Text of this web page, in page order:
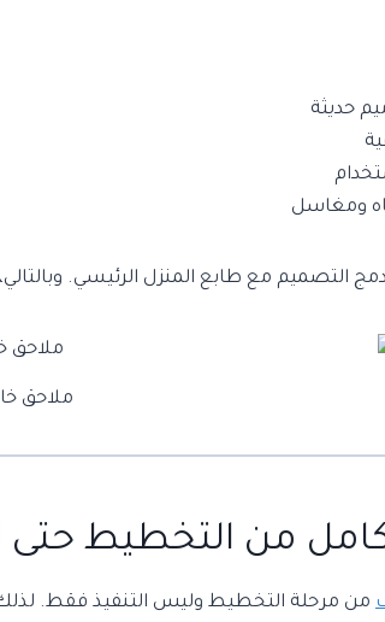
حديثة
ومغاسل
التصميم مع طابع المنزل الرئيسي.
ملاحق
من التخطيط حتى
من مرحلة التخطيط وليس التنفيذ فقط. لذلك،